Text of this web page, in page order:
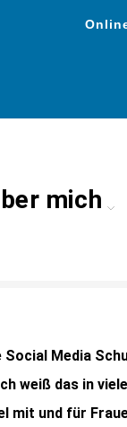
mich
>>
Social Media
weiß das in
mit und für